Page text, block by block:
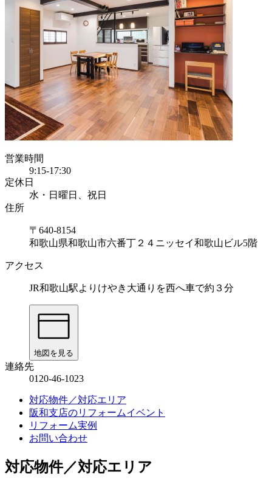
営業時間
9:15-17:30
定休日
水・日曜日、祝日
住所
〒640-8154
和歌山県和歌山市六番丁２４ニッセイ和歌山ビル5階
アクセス
JR和歌山駅よりけやき大通りを西へ車で約３分
地図を見る
連絡先
0120-46-1023
対応物件／対応エリア
阪和支店のリフォームイベント
リフォーム実例
お問い合わせ
対応物件／対応エリア